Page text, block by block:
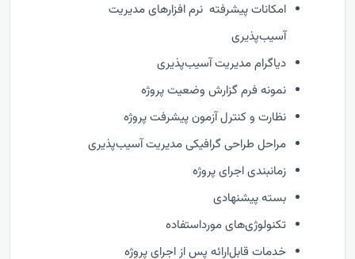
امکانات پیشرفته نرم افزارهای مدیریت
آسیب‌پذیری
دیاگرام مدیریت آسیب‌پذیری
نمونه فرم گزارش وضعيت پروژه
نظارت و كنترل آزمون پیشرفت پروژه
مراحل طراحی گرافیکی مدیریت آسیب‌پذیری
زمانبندی اجرای پروژه
بسته پیشنهادی
تکنولوژی‌های مورداستفاده
خدمات قابل‌ارائه پس از اجرای پروژه